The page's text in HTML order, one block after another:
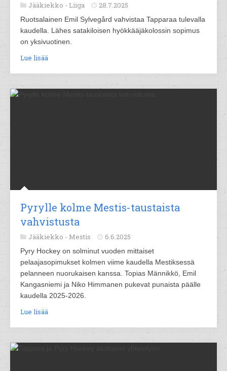
Jääkiekko - Liiga 28.7.2025
Ruotsalainen Emil Sylvegård vahvistaa Tapparaa tulevalla
kaudella. Lähes satakiloisen hyökkääjäkolossin sopimus
on yksivuotinen.
Lue lisää
Pyrylle kolme Mestis-taustaista
vahvistusta
Jääkiekko - Mestis 6.6.2025
Pyry Hockey on solminut vuoden mittaiset
pelaajasopimukset kolmen viime kaudella Mestiksessä
pelanneen nuorukaisen kanssa. Topias Männikkö, Emil
Kangasniemi ja Niko Himmanen pukevat punaista päälle
kaudella 2025-2026.
Lue lisää